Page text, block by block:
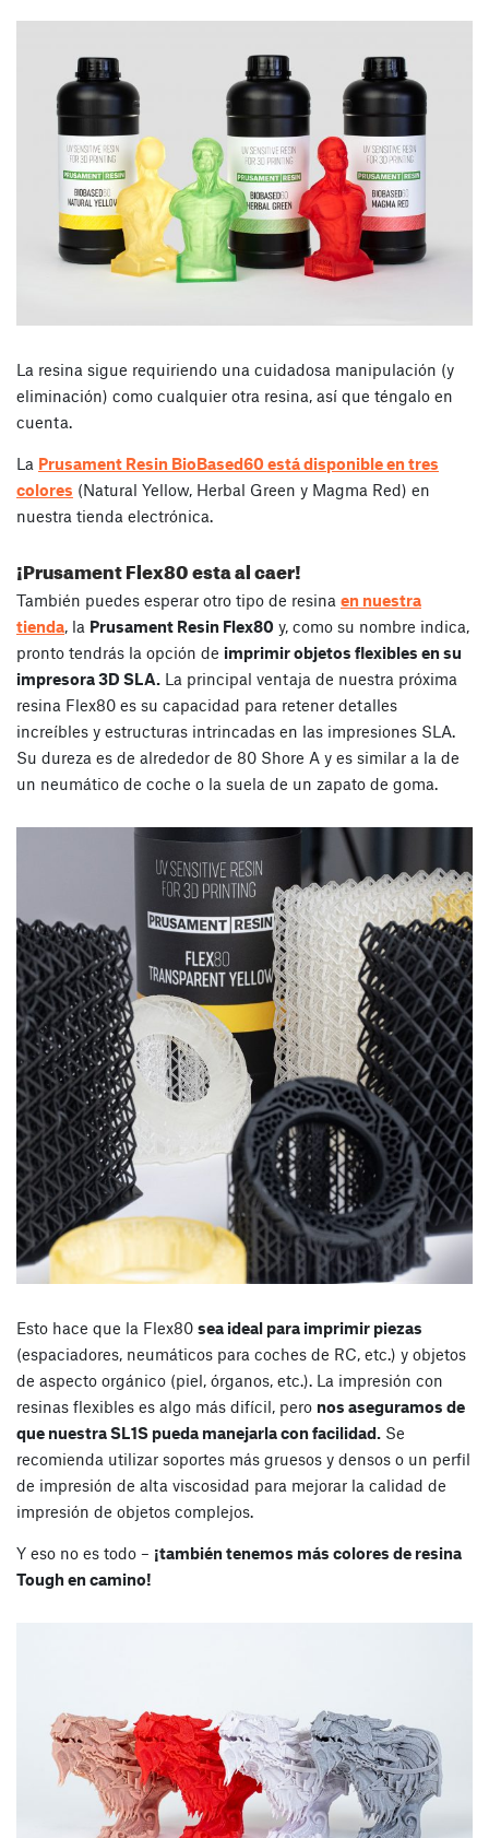
La resina sigue requiriendo una cuidadosa manipulación (y
eliminación) como cualquier otra resina, así que téngalo en
cuenta.
La Prusament Resin BioBased60 está disponible en tres
colores (Natural Yellow, Herbal Green y Magma Red) en
nuestra tienda electrónica.
¡Prusament Flex80 esta al caer!
También puedes esperar otro tipo de resina en nuestra
tienda, la Prusament Resin Flex80 y, como su nombre indica,
pronto tendrás la opción de imprimir objetos flexibles en su
impresora 3D SLA. La principal ventaja de nuestra próxima
resina Flex80 es su capacidad para retener detalles
increíbles y estructuras intrincadas en las impresiones SLA.
Su dureza es de alrededor de 80 Shore A y es similar a la de
un neumático de coche o la suela de un zapato de goma.
Esto hace que la Flex80 sea ideal para imprimir piezas
(espaciadores, neumáticos para coches de RC, etc.) y objetos
de aspecto orgánico (piel, órganos, etc.). La impresión con
resinas flexibles es algo más difícil, pero nos aseguramos de
que nuestra SL1S pueda manejarla con facilidad. Se
recomienda utilizar soportes más gruesos y densos o un perfil
de impresión de alta viscosidad para mejorar la calidad de
impresión de objetos complejos.
Y eso no es todo – ¡también tenemos más colores de resina
Tough en camino!